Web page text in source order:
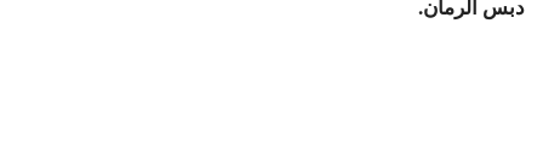
دبس الرمان.